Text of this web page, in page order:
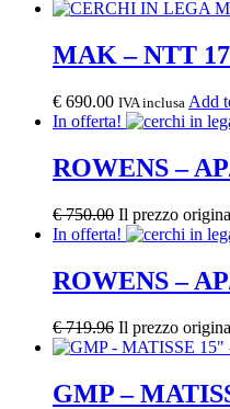
MAK – NTT
€ 690.00 IVA inclusa Add
In offerta!
ROWENS –
€750.00 Il prezzo
In offerta!
ROWENS –
€719.96 Il prezzo
GMP –